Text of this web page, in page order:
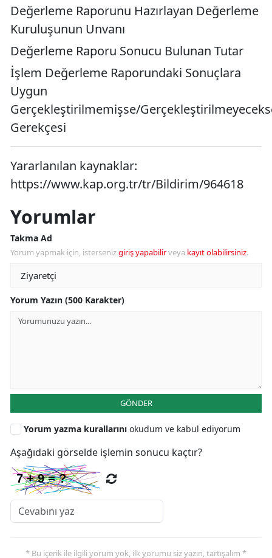
Değerleme Raporunu Hazırlayan Değerleme
Kuruluşunun Unvanı
Değerleme Raporu Sonucu Bulunan Tutar
İşlem Değerleme Raporundaki Sonuçlara
Uygun
Gerçekleştirilmemişse/
Gerekçesi
Yararlanılan kaynaklar:
https://www.kap.org.tr/tr/Bildirim/964618
Yorumlar
Takma Ad
Yorum yapmak için, istersenizgiriş yapabilirveya kayıt olabilirsiniz.
Yorum Yazın (500 Karakter)
GÖNDER
Yorum yazma kurallarını okudum ve kabul ediyorum
Aşağıdaki görselde işlemin sonucu kaçtır?
* Bu içerik ile ilgili yorum yok, ilk yorumu siz yazın, tartışalım *